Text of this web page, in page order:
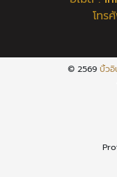
โทร
© 2569บิ้วอิ